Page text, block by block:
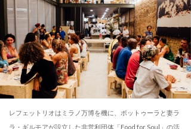
レフェットリオはミラノ万博を機に、ボットゥーラと妻ラ
ラ・ギルモアが設立した非営利団体「Food for Soul」の活